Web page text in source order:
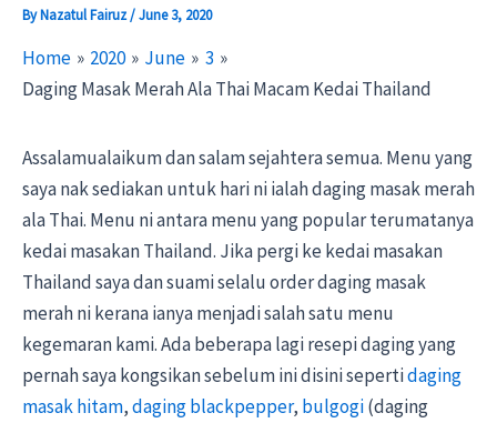
ByNazatul Fairuz/June 3, 2020
Home 2020 June
3
Daging Masak Merah Ala Thai Macam Kedai Thailand
Assalamualaikum dan salam sejahtera semua. Menu yang
saya nak sediakan untuk hari ni ialah daging masak merah
ala Thai. Menu ni antara menu yang popular terumatanya
kedai masakan Thailand. Jika pergi ke kedai masakan
Thailand saya dan suami selalu order daging masak
merah ni kerana ianya menjadi salah satu menu
kegemaran kami. Ada beberapa lagi resepi daging yang
pernah saya kongsikan sebelum ini disini sepertidaging
masak hitam,daging blackpepper, bulgogi(daging